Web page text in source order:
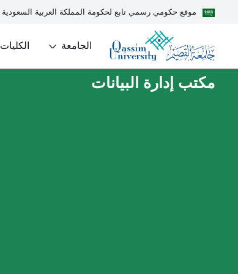
موقع حكومي رسمي تابع لحكومة المملكة العربية السعودية
الجامعة الكليات
مكتب إدارة البيانات